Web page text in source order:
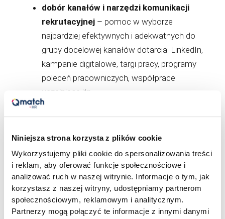
Niniejsza strona korzysta z plików cookie
Wykorzystujemy pliki cookie do spersonalizowania treści
i reklam, aby oferować funkcje społecznościowe i
analizować ruch w naszej witrynie. Informacje o tym, jak
korzystasz z naszej witryny, udostępniamy partnerom
społecznościowym, reklamowym i analitycznym.
Partnerzy mogą połączyć te informacje z innymi danymi
dobór kanałów i narzędzi komunikacji
rekrutacyjnej – pomoc w wyborze
najbardziej efektywnych i adekwatnych do
grupy docelowej kanałów dotarcia: LinkedIn,
kampanie digitalowe, targi pracy, programy
poleceń pracowniczych, współprace
uczelniane itp.
Korzyści z doradztwa
personalnego w konteksie
employer brandingu